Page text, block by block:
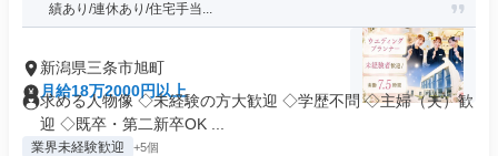
績あり/連休あり/住宅手当...
新潟県三条市旭町
月給18万2000円以上
求める人物像 ◇未経験の方大歓迎 ◇学歴不問 ◇主婦（夫）歓
迎 ◇既卒・第二新卒OK ...
業界未経験歓迎 +5個